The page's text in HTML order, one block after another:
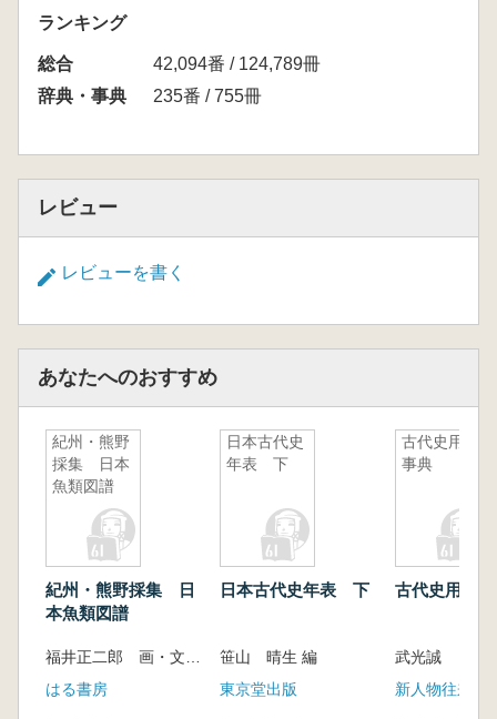
ランキング
総合
42,094番 / 124,789冊
辞典・事典
235番 / 755冊
レビュー
レビューを書く
あなたへのおすすめ
紀州・熊野
採集 日本
魚類図譜
紀州・熊野採集 日
本魚類図譜
はる書房
日本古代史
年表 下
日本古代史年表 下
笹山 晴生 編
東京堂出版
古代史用語
事典
古代史用語
武光誠
新人物往来社